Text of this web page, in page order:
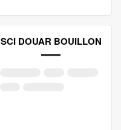
SCI DOUAR BOUILLON